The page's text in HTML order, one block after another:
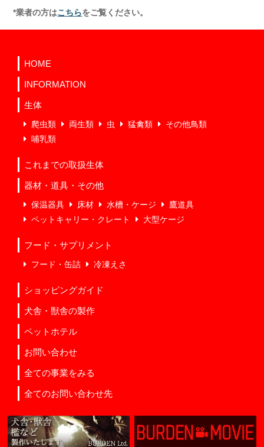
*業者の方はこちらをご覧ください。
HOME
INFORMATION
生体
爬虫類 両生類 虫 猛禽類
その他鳥類
哺乳類
これまでの取扱生体
器材・道具・その他
保温器具 床材 水槽・ケージ
鷹道具
ペットキャリー・クレート
大型ケージ
フード・サプリメント
フード・缶詰 冷凍えさ
ショッピングガイド
犬舎・獣舎の製作
ペットホテル
お問い合わせ
全ての事業をみる
全てのお問い合わせ先